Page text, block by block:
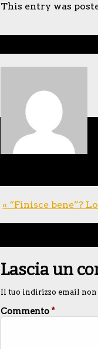
This entry was
« “Finisce bene”?
Lascia un
Il tuo indirizzo email
Commento*